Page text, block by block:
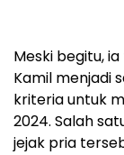
Meski begitu,
Kamil menjadi
kriteria untuk
2024. Salah
jejak pria